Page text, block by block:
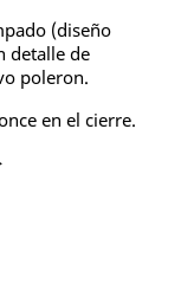
(diseño
detalle de
poleron.
en el cierre.